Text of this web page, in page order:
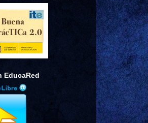
EducaRed